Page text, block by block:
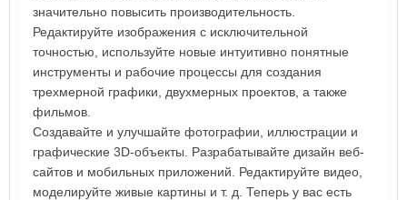
значительно повысить производительность.
Редактируйте изображения с исключительной
точностью, используйте новые интуитивно понятные
инструменты и рабочие процессы для создания
трехмерной графики, двухмерных проектов, а также
фильмов.
Создавайте и улучшайте фотографии, иллюстрации и
графические 3D-объекты. Разрабатывайте дизайн веб-
сайтов и мобильных приложений. Редактируйте видео,
моделируйте живые картины и т. д. Теперь у вас есть